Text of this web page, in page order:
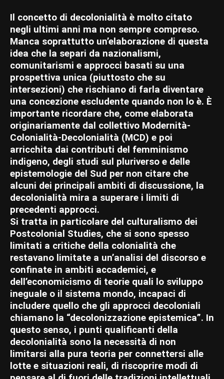
Il concetto di decolonialità è molto citato
negli ultimi anni ma non sempre compreso.
Manca soprattutto un’elaborazione di questa
idea che la separi da nazionalismi,
comunitarismi e approcci basati su una
prospettiva unica (piuttosto che su
intersezioni) che rischiano di farla diventare
una concezione escludente quando non lo è. È
importante ricordare che, come elaborata
originariamente dal collettivo Modernità-
Colonialità-Decolonialità (MCD) e poi
arricchita dai contributi del femminismo
indigeno, degli studi sul pluriverso e delle
epistemologie del Sud per non citare che
alcuni dei principali ambiti di discussione, la
decolonialità mira a superare i limiti di
precedenti approcci.
Si tratta in particolare del culturalismo dei
Postcolonial Studies, che si sono spesso
limitati a critiche della colonialità che
restavano limitate a un’analisi del discorso e
confinate in ambiti accademici, e
dell’economicismo di teorie quali lo sviluppo
ineguale o il sistema mondo, incapaci di
includere quello che gli approcci decoloniali
chiamano la “decolonizzazione epistemica”. In
questo senso, i punti qualificanti della
decolonialità sono la necessità di non
limitarsi alla pura teoria per connettersi alle
lotte e situazioni reali, di riscoprire modi di